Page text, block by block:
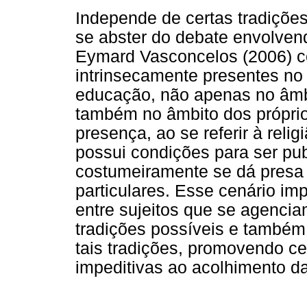
Independe de certas
se abster do debate
Eymard Vasconcelos (2006)
intrinsecamente presentes
educação, não apenas no
também no âmbito dos
presença, ao se referir à
possui condições para ser
costumeiramente se dá
particulares. Esse cenário
entre sujeitos que se
tradições possíveis e
tais tradições, promovendo
impeditivas ao acolhimento